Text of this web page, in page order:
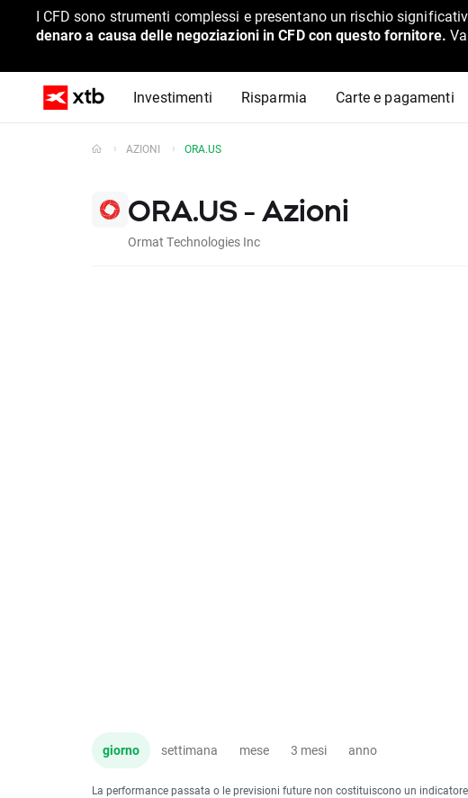
I CFD sono strumenti complessi e presentano un rischio
denaro a causa delle negoziazioni in CFD con questo fornitore.
Investimenti Risparmia Carte e pagamenti
AZIONI ORA.US
ORA.US - Azioni
Ormat Technologies Inc
giorno settimana mese 3 mesi anno
La performance passata o le previsioni future non costituiscono un